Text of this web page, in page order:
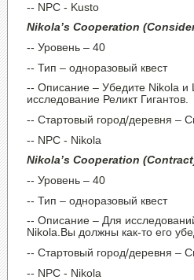
-- NPC - Kusto
Nikola’s Cooperation
-- Уровень – 40
-- Тип – одноразовый квест
-- Описание – Убедите Nikola и
исследование Реликт Гигантов.
-- Стартовый город/деревня –
-- NPC - Nikola
Nikola’s Cooperation
-- Уровень – 40
-- Тип – одноразовый квест
-- Описание – Для
Nikola.Вы должны как-то его
-- Стартовый город/деревня –
-- NPC - Nikola